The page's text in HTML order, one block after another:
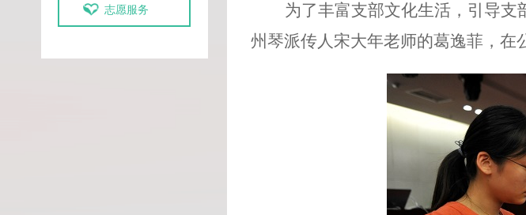
志愿服务
为了丰富支部文化生活，引导支
州琴派传人宋大年老师的葛逸菲，在